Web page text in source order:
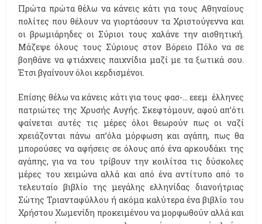
Πρώτα πρώτα θέλω να κάνεις κάτι για τους Αθηναίους
πολίτες που θέλουν να γιορτάσουν τα Χριστούγεννα και
οι βρωμιάρηδες οι Σύριοι τους χαλάνε την αισθητική.
Μάζεψε όλους τους Σύριους στον Βόρειο Πόλο να σε
βοηθάνε να φτιάχνεις παιχνίδια μαζί με τα ξωτικά σου.
Έτσι βγαίνουν όλοι κερδισμένοι.
Επίσης θέλω να κάνεις κάτι για τους φασ-… εεεμ έλληνες
πατριώτες της Χρυσής Αυγής. Σκεφτόμουν, αφού απ’ότι
φαίνεται αυτές τις μέρες όλοι θεωρούν πως οι ναζί
χρειάζονται πάνω απ’όλα μόρφωση και αγάπη, πως θα
μπορούσες να αφήσεις σε όλους από ένα αρκουδάκι της
αγάπης, για να του τρίβουν την κοιλίτσα τις δύσκολες
μέρες του χειμώνα αλλά και από ένα αντίτυπο από το
τελευταίο βιβλίο της μεγάλης ελληνίδας διανοήτριας
Σώτης Τριανταφύλλου ή ακόμα καλύτερα ένα βιβλίο του
Χρήστου Χωμενίδη προκειμένου να μορφωθούν αλλά και